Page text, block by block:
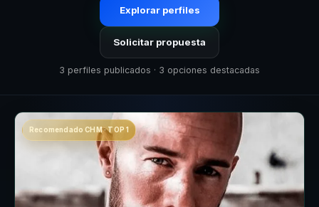
Explorar perfiles
Solicitar propuesta
3 perfiles publicados · 3 opciones destacadas
Recomendado CHM · TOP 1